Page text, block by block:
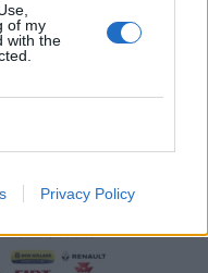
of my
with the
Privacy Policy